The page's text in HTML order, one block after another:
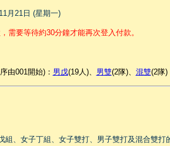
月21日 (星期一)
需要等待約30分鐘才能再次登入付款。
由001開始)： 男戊(19人)、 男雙(2隊)、 混雙(2隊)
組、女子丁組、女子雙打、男子雙打及混合雙